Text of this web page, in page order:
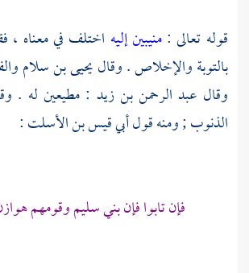
قوله تعالى :منيبين إليه اختلف في معناه ،
بالتوبة والإخلاص . وقاليحيى بن سلام
وقال عبد الرحمن بن زيد : مطيعين له .
الذنوب ; ومنه قولأبي قيس بن الأسلت:
فإن تابوا فإنبني سليموقومهم